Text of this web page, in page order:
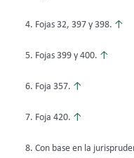
Fojas 32, 397 y 398. ↑
Fojas 399 y 400. ↑
Foja 357. ↑
Foja 420. ↑
Con base en la